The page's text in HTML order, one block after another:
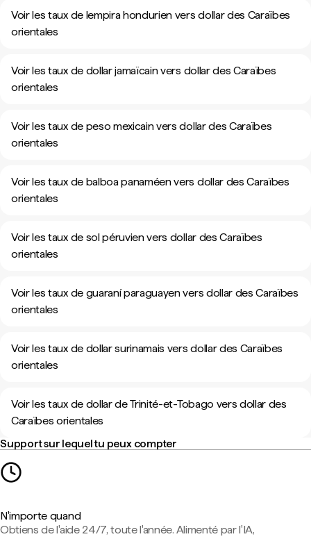
Voir les taux de lempira hondurien vers dollar des Caraïbes
orientales
Voir les taux de dollar jamaïcain vers dollar des Caraïbes
orientales
Voir les taux de peso mexicain vers dollar des Caraïbes
orientales
Voir les taux de balboa panaméen vers dollar des Caraïbes
orientales
Voir les taux de sol péruvien vers dollar des Caraïbes
orientales
Voir les taux de guaraní paraguayen vers dollar des Caraïbes
orientales
Voir les taux de dollar surinamais vers dollar des Caraïbes
orientales
Voir les taux de dollar de Trinité-et-Tobago vers dollar des
Caraïbes orientales
Support sur lequel tu peux compter
N'importe quand
Obtiens de l'aide 24/7, toute l'année. Alimenté par l'IA,